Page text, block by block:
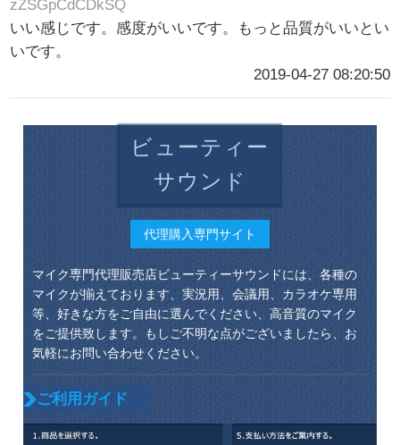
zZSGpCdCDkSQ
いい感じです。感度がいいです。もっと品質がいいとい
いです。
2019-04-27 08:20:50
ビューティー
サウンド
代理購入専門サイト
マイク専門代理販売店ビューティーサウンドには、各種の
マイクが揃えております、実況用、会議用、カラオケ専用
等、好きな方をご自由に選んでください、高音質のマイク
をご提供致します。もしご不明な点がございましたら、お
気軽にお問い合わせください。
ご利用ガイド